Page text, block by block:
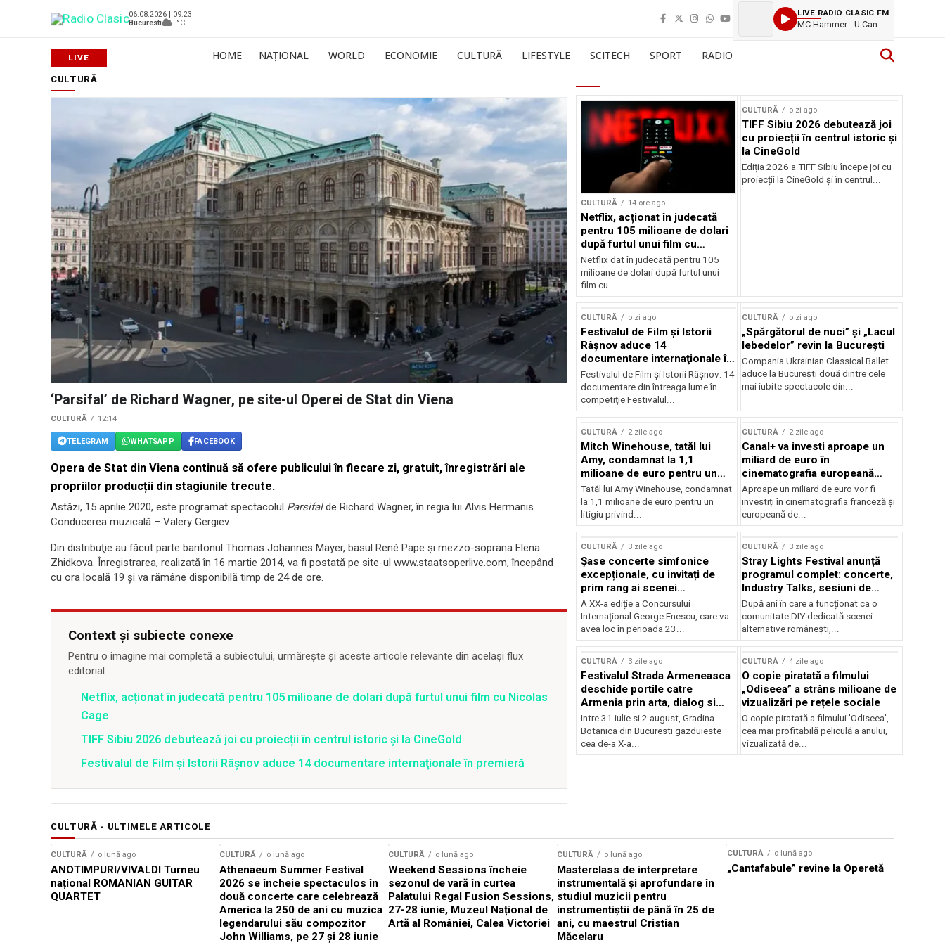
06.08.2026 | 09:23
Bucuresti
--°C
LIVE RADIO CLASIC FM
MC Hammer - U Can
HOME NAȚIONAL WORLD ECONOMIE CULTURĂ LIFESTYLE SCITECH SPORT RADIO
CULTURĂ
‘Parsifal’ de Richard Wagner, pe site-ul Operei de Stat din Viena
CULTURĂ 12:14
TELEGRAM WHATSAPP FACEBOOK
Opera de Stat din Viena continuă să ofere publicului în fiecare zi, gratuit, înregistrări ale
propriilor producții din stagiunile trecute.
Astăzi, 15 aprilie 2020, este programat spectacolul Parsifalde Richard Wagner, în regia lui Alvis Hermanis.
Conducerea muzicală – Valery Gergiev.
Din distribuţie au făcut parte baritonul Thomas Johannes Mayer, basul René Pape şi mezzo-soprana Elena
Zhidkova. Înregistrarea, realizată în 16 martie 2014, va fi postată pe site-ul www.staatsoperlive.com, începând
cu ora locală 19 şi va rămâne disponibilă timp de 24 de ore.
Context și subiecte conexe
Pentru o imagine mai completă a subiectului, urmărește și aceste articole relevante din același flux
editorial.
Netflix, acționat în judecată pentru 105 milioane de dolari după furtul unui film cu Nicolas
Cage
TIFF Sibiu 2026 debutează joi cu proiecții în centrul istoric și la CineGold
Festivalul de Film şi Istorii Râşnov aduce 14 documentare internaţionale în premieră
CULTURĂ 14 ore ago
Netflix, acționat în judecată
pentru 105 milioane de dolari
după furtul unui film cu
Nicolas Cage
Netflix dat în judecată pentru 105
milioane de dolari după furtul unui
film cu...
CULTURĂ o zi ago
TIFF Sibiu 2026 debutează joi
cu proiecții în centrul istoric și
la CineGold
Ediția 2026 a TIFF Sibiu începe joi cu
proiecții la CineGold și în centrul...
CULTURĂ o zi ago
Festivalul de Film şi Istorii
Râşnov aduce 14
documentare internaţionale în
premieră
Festivalul de Film şi Istorii Râşnov: 14
documentare din întreaga lume în
competiţie Festivalul...
CULTURĂ o zi ago
„Spărgătorul de nuci” și „Lacul
lebedelor” revin la București
Compania Ukrainian Classical Ballet
aduce la București două dintre cele
mai iubite spectacole din...
CULTURĂ 2 zile ago
Mitch Winehouse, tatăl lui
Amy, condamnat la 1,1
milioane de euro pentru un
litigiu pierdut
Tatăl lui Amy Winehouse, condamnat
la 1,1 milioane de euro pentru un
litigiu privind...
CULTURĂ 2 zile ago
Canal+ va investi aproape un
miliard de euro în
cinematografia europeană
până în 2032
Aproape un miliard de euro vor fi
investiți în cinematografia franceză și
europeană de...
CULTURĂ 3 zile ago
Șase concerte simfonice
excepționale, cu invitați de
prim rang ai scenei
internaționale și ansambluri
orchestrale românești de
prestigiu, în programul
Concursului Enescu 2026
A XX-a ediție a Concursului
Internațional George Enescu, care va
avea loc în perioada 23...
CULTURĂ 3 zile ago
Stray Lights Festival anunță
programul complet: concerte,
Industry Talks, sesiuni de
audiție și noi opțiuni de
participare pentru public
După ani în care a funcționat ca o
comunitate DIY dedicată scenei
alternative românești,...
CULTURĂ 3 zile ago
Festivalul Strada Armeneasca
deschide portile catre
Armenia prin arta, dialog si
patrimoniu, intre 31 iulie si 2
august, la Gradina Botanica din
Bucuresti
Intre 31 iulie si 2 august, Gradina
Botanica din Bucuresti gazduieste
cea de-a X-a...
CULTURĂ 4 zile ago
O copie piratată a filmului
„Odiseea” a strâns milioane de
vizualizări pe rețele sociale
O copie piratată a filmului 'Odiseea',
cea mai profitabilă peliculă a anului,
vizualizată de...
CULTURĂ - ULTIMELE ARTICOLE
CULTURĂ o lună ago
ANOTIMPURI/VIVALDI Turneu
național ROMANIAN GUITAR
QUARTET
CULTURĂ o lună ago
Athenaeum Summer Festival
2026 se încheie spectaculos în
două concerte care celebrează
America la 250 de ani cu muzica
legendarului său compozitor
John Williams, pe 27 și 28 iunie
CULTURĂ o lună ago
Weekend Sessions încheie
sezonul de vară în curtea
Palatului Regal Fusion Sessions,
27-28 iunie, Muzeul Național de
Artă al României, Calea Victoriei
CULTURĂ o lună ago
Masterclass de interpretare
instrumentală și aprofundare în
studiul muzicii pentru
instrumentiștii de până în 25 de
ani, cu maestrul Cristian
Măcelaru
CULTURĂ o lună ago
„Cantafabule” revine la Operetă